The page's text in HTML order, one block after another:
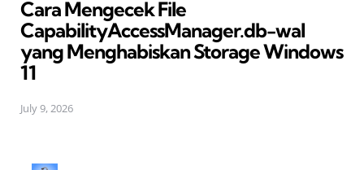
Cara Mengecek File
CapabilityAccessManager.db-wal
yang Menghabiskan Storage Windows
11
July 9, 2026